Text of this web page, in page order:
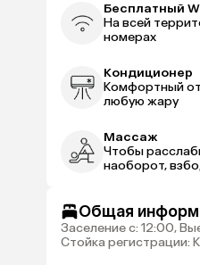
Бесплатный
На всей
номерах
Кондиционер
Комфортный
любую жару
Массаж
Чтобы
наоборот,
Общая
Заселение с: 12:00,
Стойка регистрации: